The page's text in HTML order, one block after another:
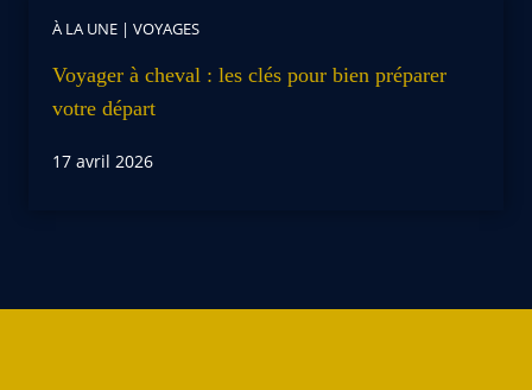
À LA UNE | VOYAGES
Voyager à cheval : les clés pour bien préparer
votre départ
17 avril 2026